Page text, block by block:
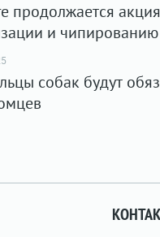
продолжается
и
собак будут